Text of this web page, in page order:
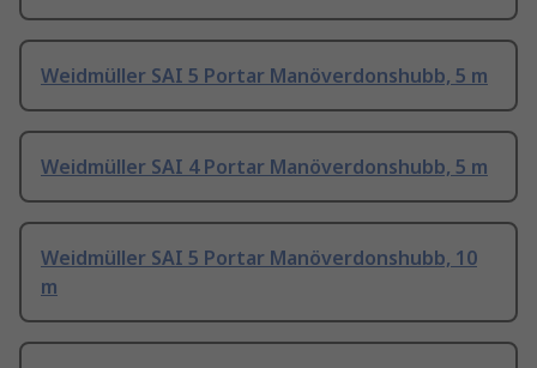
Weidmüller SAI 5 Portar Manöverdonshubb, 5 m
Weidmüller SAI 4 Portar Manöverdonshubb, 5 m
Weidmüller SAI 5 Portar Manöverdonshubb, 10
m